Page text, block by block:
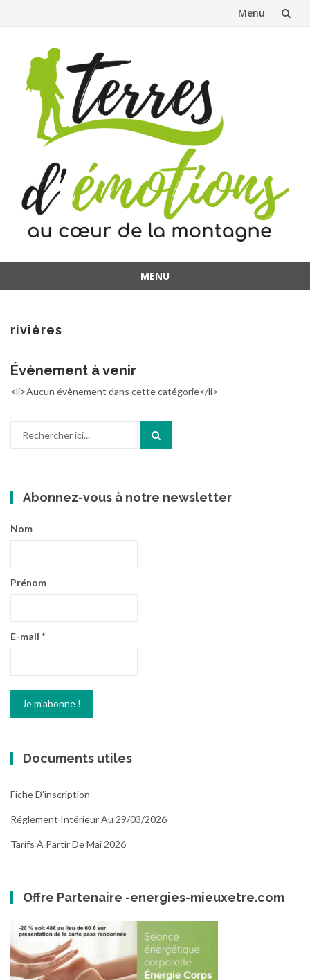
Menu
contenu
MENU
contenu
rivières
Évènement à venir
<li>Aucun évènement dans cette catégorie</li>
Abonnez-vous à notre newsletter
Nom
Prénom
E-mail *
Documents utiles
Fiche D'inscription
Réglement Intérieur Au 29/03/2026
Tarifs À Partir De Mai 2026
Offre Partenaire -energies-mieuxetre.com